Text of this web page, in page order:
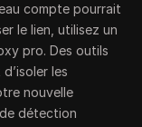
compte pourrait
le lien, utilisez un
pro. Des outils
les
nouvelle
détection